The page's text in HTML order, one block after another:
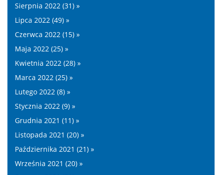
Sierpnia 2022 (31) »
Lipca 2022 (49) »
Czerwca 2022 (15) »
Maja 2022 (25) »
Kwietnia 2022 (28) »
Marca 2022 (25) »
Lutego 2022 (8) »
Stycznia 2022 (9) »
Grudnia 2021 (11) »
Listopada 2021 (20) »
Października 2021 (21) »
Września 2021 (20) »